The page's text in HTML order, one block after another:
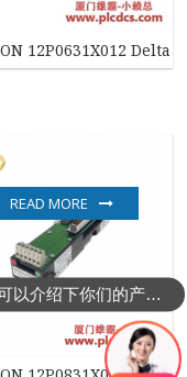
10 24281-00 双通道发
12P0631X012 Delta
READ MORE
可以介绍下你们的产品么